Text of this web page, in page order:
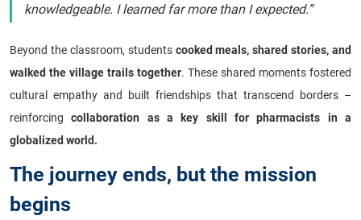
knowledgeable. I learned far more than I expected.”
Beyond the classroom, students cooked meals, shared stories, and
walked the village trails together. These shared moments fostered
cultural empathy and built friendships that transcend borders –
reinforcingcollaboration as a key skill for pharmacists in a
globalized world.
The journey ends, but the mission
begins